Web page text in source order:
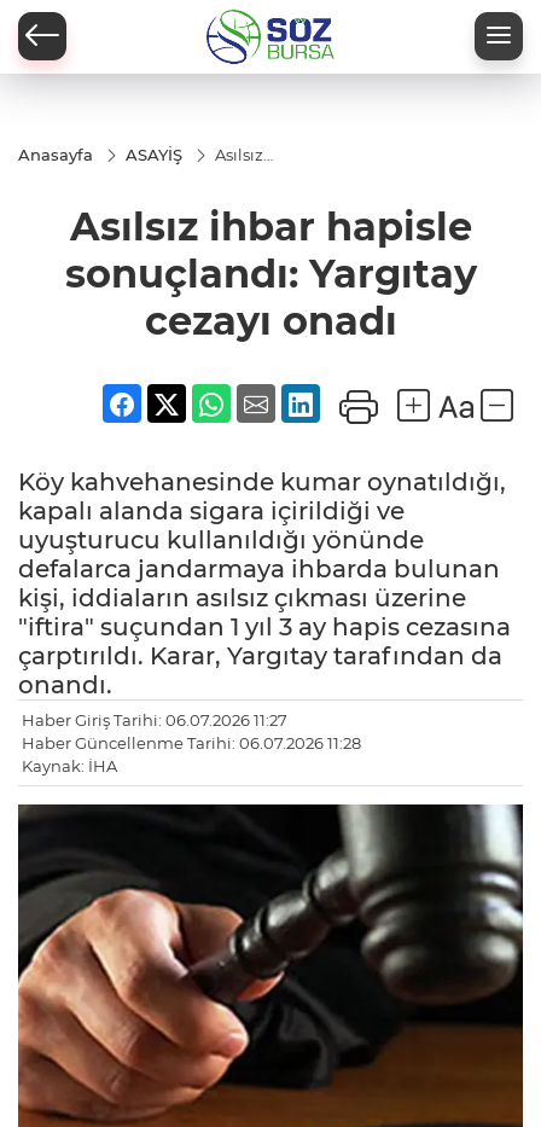
Anasayfa ASAYİŞ
Asılsız
sonuçlandı:
Yargıtay
onadı
Asılsız ihbar hapisle
sonuçlandı: Yargıtay
cezayı onadı
Köy kahvehanesinde kumar oynatıldığı,
kapalı alanda sigara içirildiği ve
uyuşturucu kullanıldığı yönünde
defalarca jandarmaya ihbarda bulunan
kişi, iddiaların asılsız çıkması üzerine
"iftira" suçundan 1 yıl 3 ay hapis cezasına
çarptırıldı. Karar, Yargıtay tarafından da
onandı.
Haber Giriş Tarihi: 06.07.2026 11:27
Haber Güncellenme Tarihi: 06.07.2026 11:28
Kaynak: İHA